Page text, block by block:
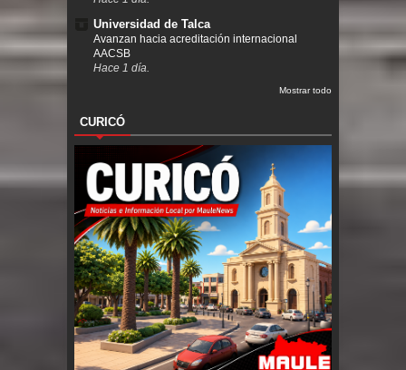
Universidad de Talca
Avanzan hacia acreditación internacional
AACSB
Hace 1 día.
Mostrar todo
CURICÓ